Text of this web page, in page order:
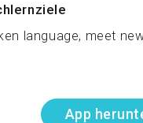
language, meet new
App